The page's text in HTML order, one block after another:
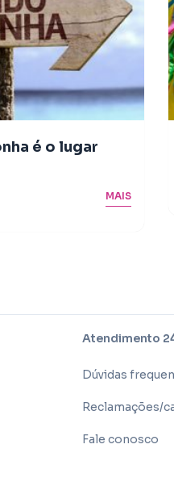
é o lugar
MAIS
Atendimento
Dúvidas
Reclamações/
Fale conosco